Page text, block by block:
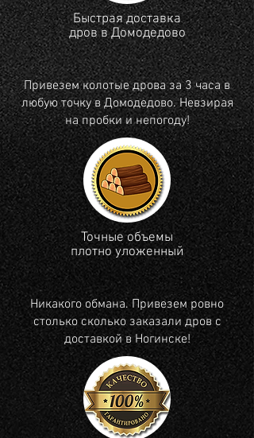
Быстрая доставка
дров в Домодедово
Привезем колотые дрова за 3 часа в
любую точку в Домодедово. Невзирая
на пробки и непогоду!
Точные объемы
плотно уложенный
Никакого обмана. Привезем ровно
столько сколько заказали дров с
доставкой в Ногинске!